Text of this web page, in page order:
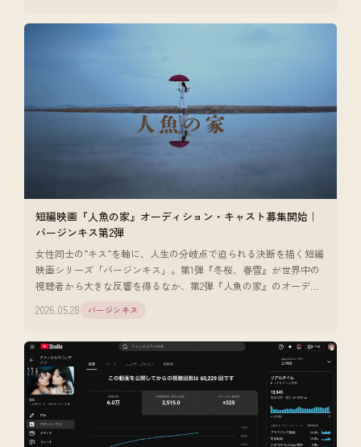
短編映画『人魚の家』オーディション・キャスト募集開始｜
バージンキス第2弾
女性同士の”キス”を軸に、人生の分岐点で迫られる決断を描く短編
映画シリーズ「バージンキス」。第1弾『冬桜、春雪』が世界中の
視聴者から大きな反響を得るなか、第2弾『人魚の家』のオーディ
2026.05.28 バージンキス